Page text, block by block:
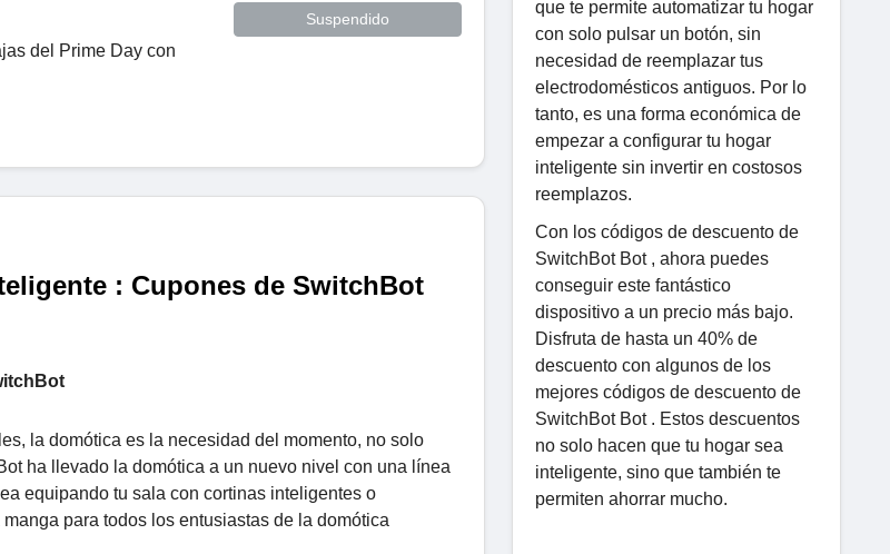
del Prime Day con
Suspendido
: Cupones de SwitchBot
la domótica es la necesidad del momento, no solo
ha llevado la domótica a un nuevo nivel con una línea
equipando tu sala con cortinas inteligentes o
para todos los entusiastas de la domótica
que te permite automatizar tu hogar
con solo pulsar un botón, sin
necesidad de reemplazar tus
electrodomésticos antiguos. Por lo
tanto, es una forma económica de
empezar a configurar tu hogar
inteligente sin invertir en costosos
reemplazos.
Con los códigos de descuento de
SwitchBot Bot , ahora puedes
conseguir este fantástico
dispositivo a un precio más bajo.
Disfruta de hasta un 40% de
descuento con algunos de los
mejores códigos de descuento de
SwitchBot Bot . Estos descuentos
no solo hacen que tu hogar sea
inteligente, sino que también te
permiten ahorrar mucho.